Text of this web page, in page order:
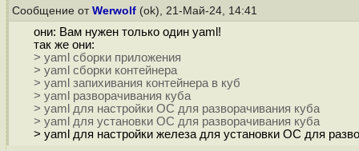
Сообщение от Werwolf (ok), 21-Май-24, 14:41
они: Вам нужен только один yaml!
так же они:
> yaml сборки приложения
> yaml сборки контейнера
> yaml запихивания контейнера в куб
> yaml разворачивания куба
> yaml для настройки ОС для разворачивания куба
> yaml для установки ОС для разворачивания куба
> yaml для настройки железа для установки ОС для